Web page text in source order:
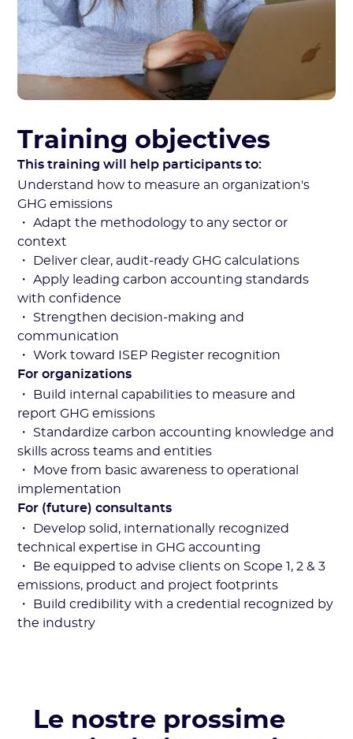
Training objectives
This training will help participants to:
Understand how to measure an organization's
GHG emissions
・ Adapt the methodology to any sector or
context
・ Deliver clear, audit-ready GHG calculations
・ Apply leading carbon accounting standards
with confidence
・ Strengthen decision-making and
communication
・ Work toward ISEP Register recognition
For organizations
・ Build internal capabilities to measure and
report GHG emissions
・ Standardize carbon accounting knowledge and
skills across teams and entities
・ Move from basic awareness to operational
implementation
For (future) consultants
・ Develop solid, internationally recognized
technical expertise in GHG accounting
・ Be equipped to advise clients on Scope 1, 2 & 3
emissions, product and project footprints
・ Build credibility with a credential recognized by
the industry
Le nostre prossime